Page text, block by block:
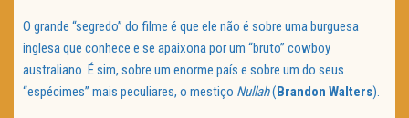
O grande “segredo” do filme é que ele não é sobre uma burguesa
inglesa que conhece e se apaixona por um “bruto” cowboy
australiano. É sim, sobre um enorme país e sobre um do seus
“espécimes” mais peculiares, o mestiço Nullah(Brandon Walters).